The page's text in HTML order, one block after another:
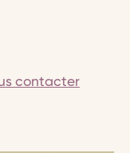
contacter